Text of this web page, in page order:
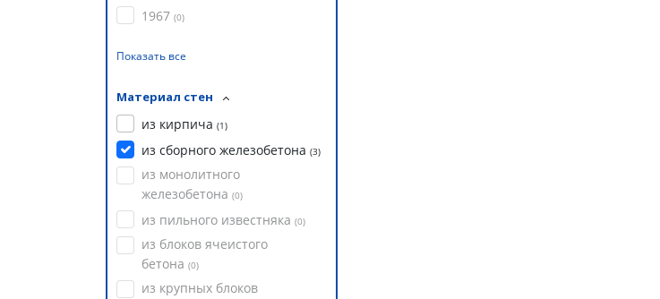
1967 (0)
Показать все
Материал стен
из кирпича (1)
из сборного железобетона (3)
из монолитного
железобетона (0)
из пильного известняка (0)
из блоков ячеистого
бетона (0)
из крупных блоков